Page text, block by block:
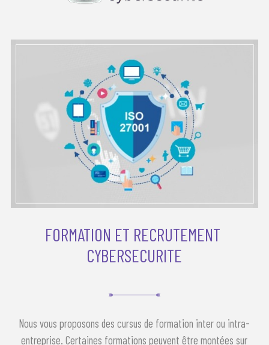
FORMATION ET RECRUTEMENT
CYBERSECURITE
Nous vous proposons des cursus de formation inter ou intra-
entreprise. Certaines formations peuvent être montées sur